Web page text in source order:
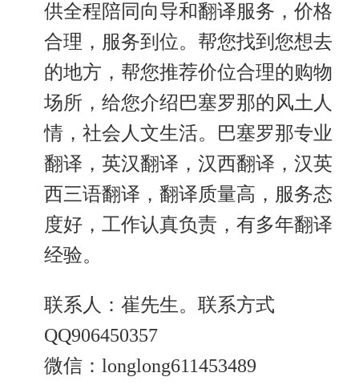
供全程陪同向导和翻译服务，价格
合理，服务到位。帮您找到您想去
的地方，帮您推荐价位合理的购物
场所，给您介绍巴塞罗那的风土人
情，社会人文生活。巴塞罗那专业
翻译，英汉翻译，汉西翻译，汉英
西三语翻译，翻译质量高，服务态
度好，工作认真负责，有多年翻译
经验。
联系人：崔先生。联系方式
QQ906450357
微信：longlong611453489